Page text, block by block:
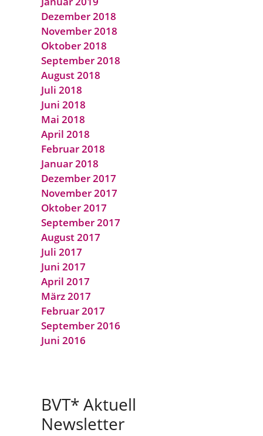
Dezember 2018
November 2018
Oktober 2018
September 2018
August 2018
Juli 2018
Juni 2018
Mai 2018
April 2018
Februar 2018
Januar 2018
Dezember 2017
November 2017
Oktober 2017
September 2017
August 2017
Juli 2017
Juni 2017
April 2017
März 2017
Februar 2017
September 2016
Juni 2016
BVT* Aktuell
Newsletter